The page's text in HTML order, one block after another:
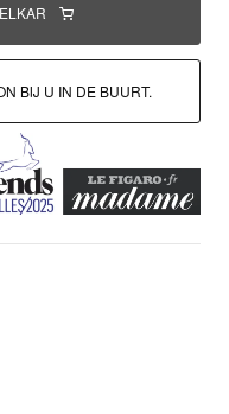
BIJ U IN DE BUURT.